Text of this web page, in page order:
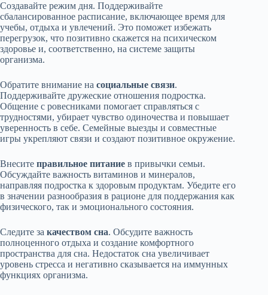
Создавайте режим дня. Поддерживайте
сбалансированное расписание, включающее время для
учебы, отдыха и увлечений. Это поможет избежать
перегрузок, что позитивно скажется на психическом
здоровье и, соответственно, на системе защиты
организма.
Обратите внимание на социальные связи.
Поддерживайте дружеские отношения подростка.
Общение с ровесниками помогает справляться с
трудностями, убирает чувство одиночества и повышает
уверенность в себе. Семейные выезды и совместные
игры укрепляют связи и создают позитивное окружение.
Внесите правильное питание в привычки семьи.
Обсуждайте важность витаминов и минералов,
направляя подростка к здоровым продуктам. Убедите его
в значении разнообразия в рационе для поддержания как
физического, так и эмоционального состояния.
Следите за качеством сна. Обсудите важность
полноценного отдыха и создание комфортного
пространства для сна. Недостаток сна увеличивает
уровень стресса и негативно сказывается на иммунных
функциях организма.